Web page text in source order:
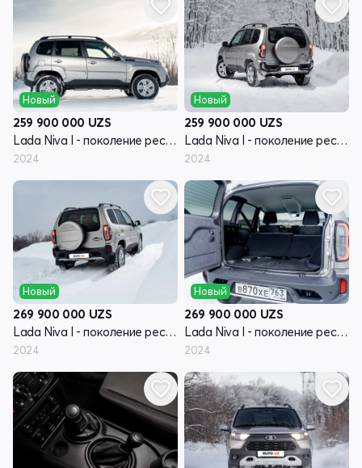
Новый
259 900 000 UZS
Lada Niva I - поколение рестайлинг (Travel)
2024
Новый
259 900 000 UZS
Lada Niva I - поколение рестайлинг (Travel)
2024
Новый
269 900 000 UZS
Lada Niva I - поколение рестайлинг (Travel)
2024
Новый
269 900 000 UZS
Lada Niva I - поколение рестайлинг (Travel)
2024